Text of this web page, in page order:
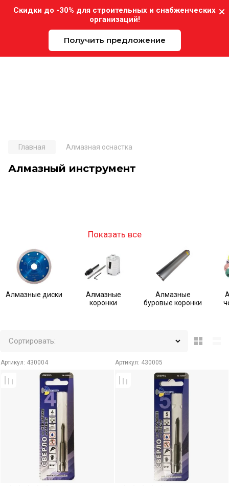
Скидки до -30% для строительных и снабженческих
организаций!
Получить предложение
Главная Алмазная оснастка
Алмазный инструмент
Показать все
Алмазные диски
Алмазные
коронки
Алмазные
буровые коронки
Сортировать:
Артикул: 430004 Артикул: 430005